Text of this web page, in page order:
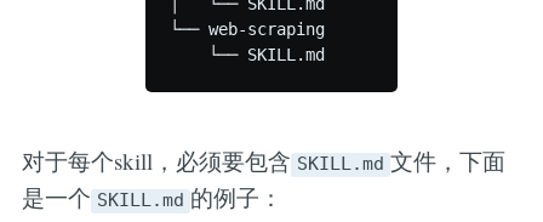
└── web-scraping
对于每个skill，必须要包含 SKILL.md 文件，下面
是一个 SKILL.md 的例子：